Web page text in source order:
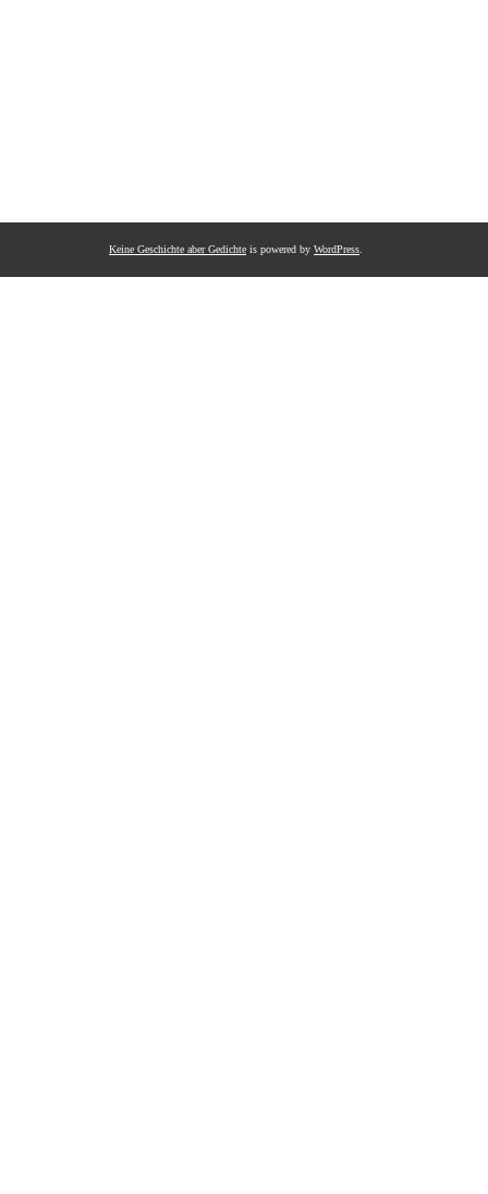
Keine Geschichte aber Gedichte is powered by WordPress